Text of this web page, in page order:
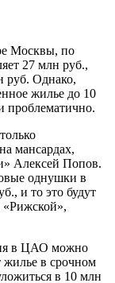
Москвы, по
27 млн руб.,
руб. Однако,
жилье до 10
мансардах,
Алексей Попов.
однушки в
и то это будут
«Рижской»,
в ЦАО можно
жилье в срочном
в 10 млн